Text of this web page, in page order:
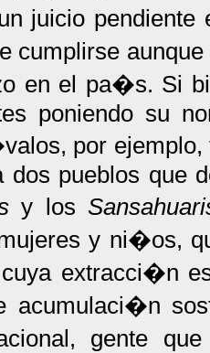
juicio
cumplirse
en el pa�s. Si
poniendo su
por
dos pueblos que
y los
y ni�os,
extracci�n
acumulaci�n
gente